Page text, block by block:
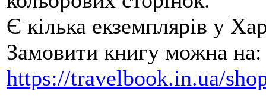
Є кілька екземплярів у
Замовити книгу можна на:
https://travelbook.in.ua/